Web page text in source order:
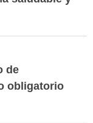
de
obligatorio